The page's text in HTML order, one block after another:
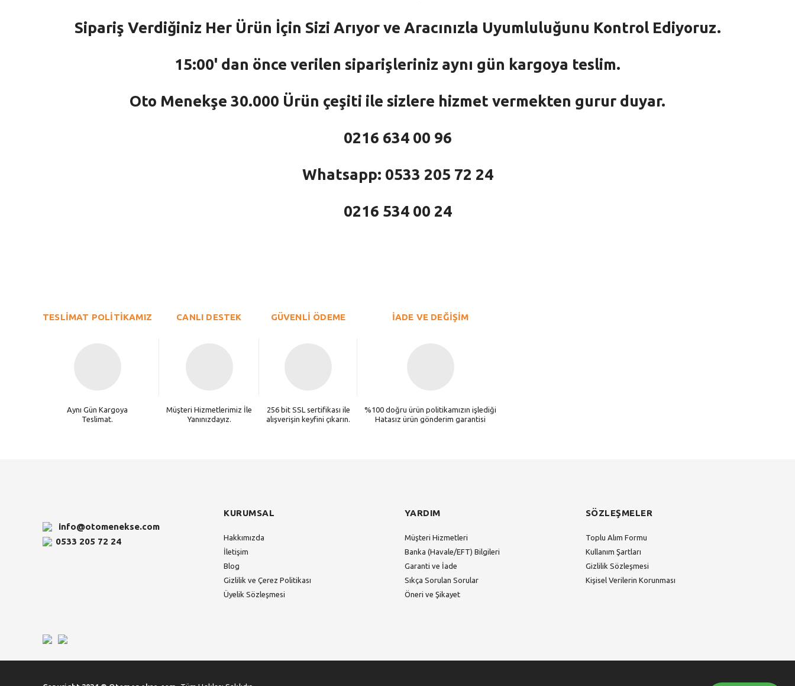
Sipariş Verdiğiniz Her Ürün İçin Sizi Arıyor ve Aracınızla Uyumluluğunu Kontrol Ediyoruz.
15:00' dan önce verilen siparişleriniz aynı gün kargoya teslim.
Oto Menekşe 30.000 Ürün çeşiti ile sizlere hizmet vermekten gurur duyar.
0216 634 00 96
Whatsapp: 0533 205 72 24
0216 534 00 24
Ürün açıklamasında eksik bilgiler bulunuyor.
TESLİMAT POLİTİKAMIZ
Aynı Gün Kargoya
Teslimat.
CANLI DESTEK
Müşteri Hizmetlerimiz İle
Yanınızdayız.
GÜVENLİ ÖDEME
256 bit SSL sertifikası ile
alışverişin keyfini çıkarın.
İADE VE DEĞİŞİM
%100 doğru ürün politikamızın işlediği
Hatasız ürün gönderim garantisi
info@otomenekse.com
0533 205 72 24
KURUMSAL
Hakkımızda
İletişim
Blog
Gizlilik ve Çerez Politikası
Üyelik Sözleşmesi
YARDIM
Müşteri Hizmetleri
Banka (Havale/EFT) Bilgileri
Garanti ve İade
Sıkça Sorulan Sorular
Öneri ve Şikayet
SÖZLEŞMELER
Toplu Alım Formu
Kullanım Şartları
Gizlilik Sözleşmesi
Kişisel Verilerin Korunması